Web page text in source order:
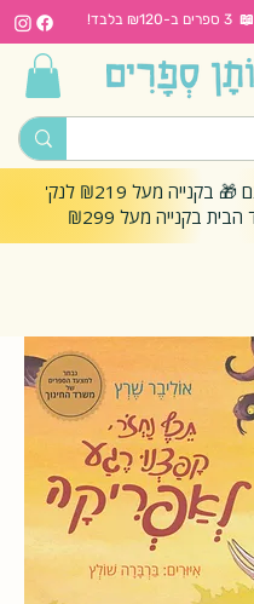
משלוחים חינם 🎁 בקנייה מעל ₪219 לנק'
בקנייה מעל ₪299